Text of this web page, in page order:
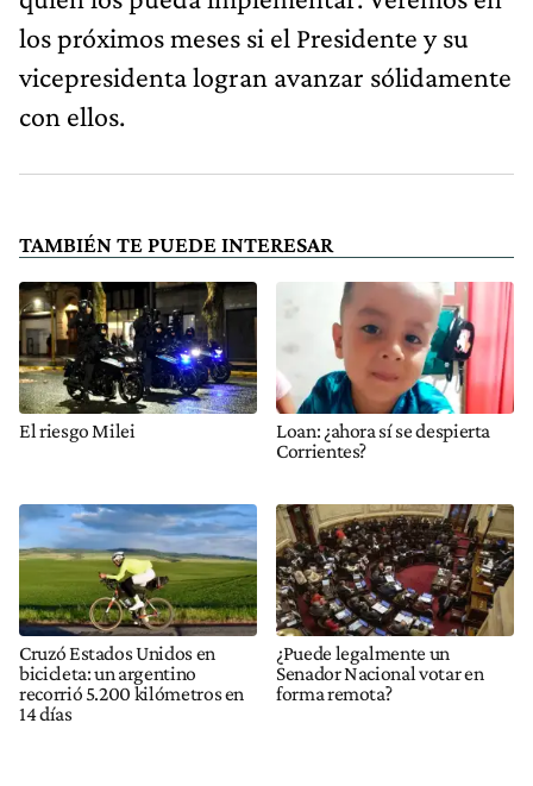
los próximos meses si el Presidente y su
vicepresidenta logran avanzar sólidamente
con ellos.
TAMBIÉN TE PUEDE INTERESAR
El riesgo Milei
Loan: ¿ahora sí se despierta
Corrientes?
Cruzó Estados Unidos en
bicicleta: un argentino
recorrió 5.200 kilómetros en
14 días
¿Puede legalmente un
Senador Nacional votar en
forma remota?